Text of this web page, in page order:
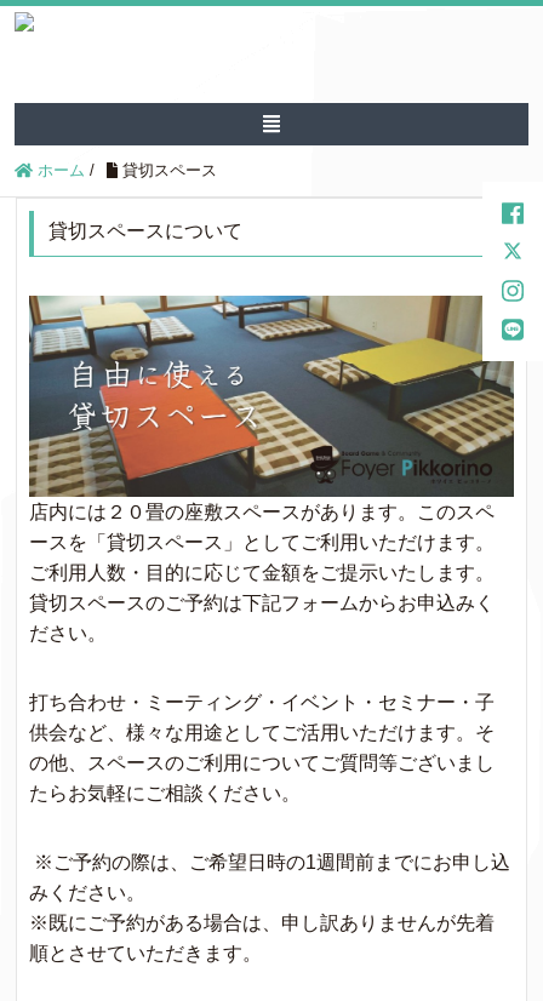
ホーム / 貸切スペース
貸切スペースについて
店内には２０畳の座敷スペースがあります。このスペ
ースを「貸切スペース」としてご利用いただけます。
ご利用人数・目的に応じて金額をご提示いたします。
貸切スペースのご予約は下記フォームからお申込みく
ださい。
打ち合わせ・ミーティング・イベント・セミナー・子
供会など、様々な用途としてご活用いただけます。そ
の他、スペースのご利用についてご質問等ございまし
たらお気軽にご相談ください。
※ご予約の際は、ご希望日時の1週間前までにお申し込
みください。
※既にご予約がある場合は、申し訳ありませんが先着
順とさせていただきます。